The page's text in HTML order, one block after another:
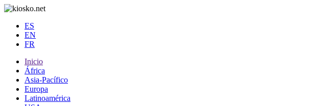
ES
EN
FR
Inicio
África
Asia-Pacífico
Europa
Latinoamérica